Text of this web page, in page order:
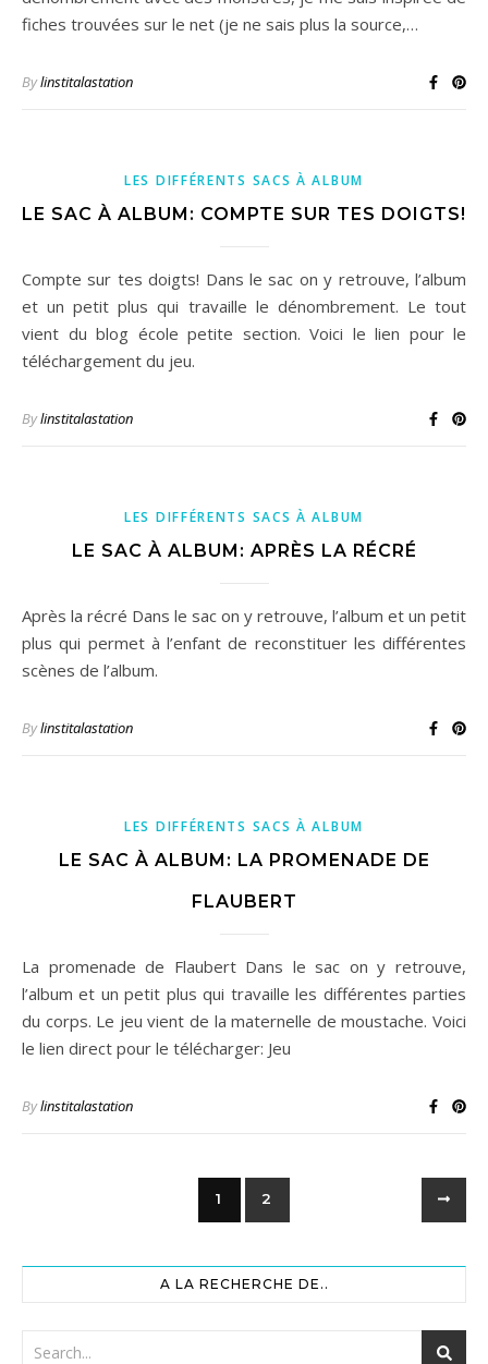
fiches trouvées sur le net (je ne sais plus la source,…
Bylinstitalastation
LES DIFFÉRENTS SACS À ALBUM
LE SAC À ALBUM: COMPTE SUR TES DOIGTS!
Compte sur tes doigts! Dans le sac on y retrouve, l’album
et un petit plus qui travaille le dénombrement. Le tout
vient du blog école petite section. Voici le lien pour le
téléchargement du jeu.
Bylinstitalastation
LES DIFFÉRENTS SACS À ALBUM
LE SAC À ALBUM: APRÈS LA RÉCRÉ
Après la récré Dans le sac on y retrouve, l’album et un petit
plus qui permet à l’enfant de reconstituer les différentes
scènes de l’album.
Bylinstitalastation
LES DIFFÉRENTS SACS À ALBUM
LE SAC À ALBUM: LA PROMENADE DE
FLAUBERT
La promenade de Flaubert Dans le sac on y retrouve,
l’album et un petit plus qui travaille les différentes parties
du corps. Le jeu vient de la maternelle de moustache. Voici
le lien direct pour le télécharger: Jeu
Bylinstitalastation
1 2
A LA RECHERCHE DE..